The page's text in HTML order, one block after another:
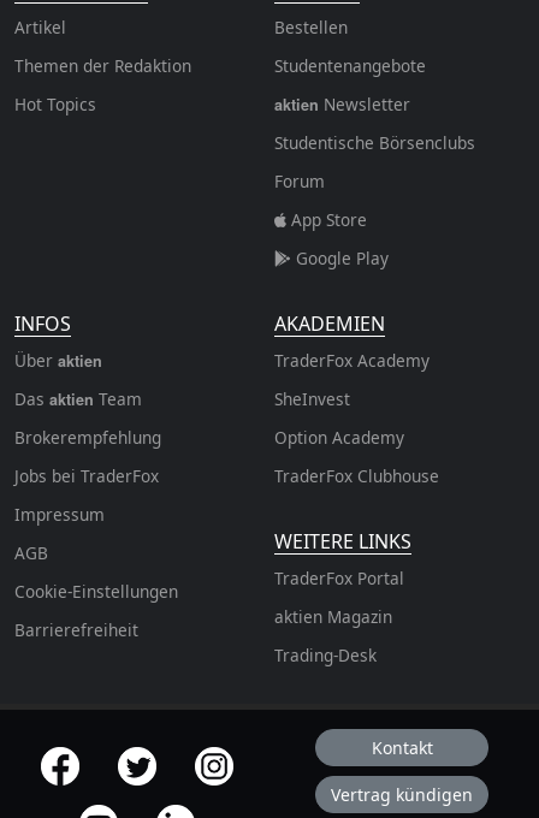
Artikel
Themen der Redaktion
Hot Topics
Bestellen
Studentenangebote
aktien Newsletter
Studentische Börsenclubs
Forum
App Store
Google Play
INFOS
Über aktien
Das aktien Team
Brokerempfehlung
Jobs bei TraderFox
Impressum
AGB
Cookie-Einstellungen
Barrierefreiheit
AKADEMIEN
TraderFox Academy
SheInvest
Option Academy
TraderFox Clubhouse
WEITERE LINKS
TraderFox Portal
aktien Magazin
Trading-Desk
offizielle Social Media-Accounts Kontakt
Vertrag kündigen